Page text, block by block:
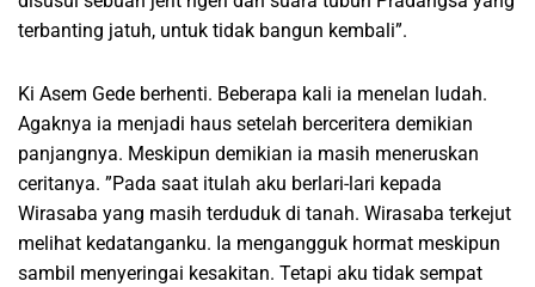
terbanting jatuh, untuk tidak bangun kembali”.
Ki Asem Gede berhenti. Beberapa kali ia menelan ludah.
Agaknya ia menjadi haus setelah berceritera demikian
panjangnya. Meskipun demikian ia masih meneruskan
ceritanya. ”Pada saat itulah aku berlari-lari kepada
Wirasaba yang masih terduduk di tanah. Wirasaba terkejut
melihat kedatanganku. Ia mengangguk hormat meskipun
sambil menyeringai kesakitan. Tetapi aku tidak sempat